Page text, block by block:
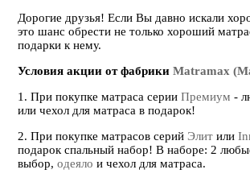
Дорогие друзья! Если Вы давно искали
это шанс обрести не только хороший
подарки к нему.
Условия акции от фабрики Matramax
1. При покупке матраса серии Премиум -
или чехол для матраса в подарок!
2. При покупке матрасов серий Элит или
подарок спальный набор! В наборе: 2
выбор, одеяло и чехол для матраса.